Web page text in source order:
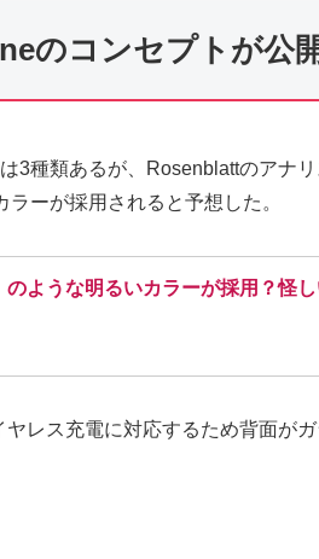
のコンセプトが公
3種類あるが、Rosenblattのアナ
ーが採用されると予想した。
ような明るいカラーが採用？怪
レス充電に対応するため背面が